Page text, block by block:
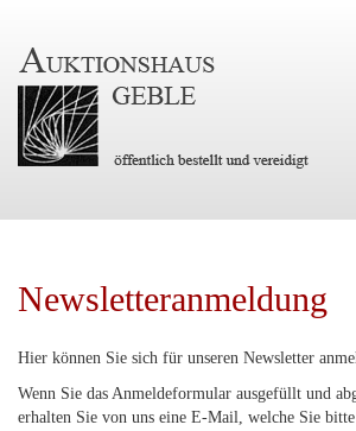
Newsletteranmeldung
Hier können Sie sich für unseren Newsletter
Wenn Sie das Anmeldeformular ausgefüllt und
erhalten Sie von uns eine E-Mail, welche Sie